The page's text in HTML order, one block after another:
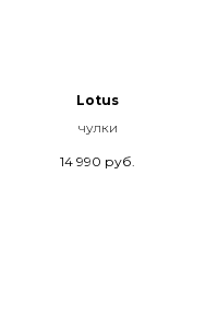
Lotus
чулки
14 990 руб.